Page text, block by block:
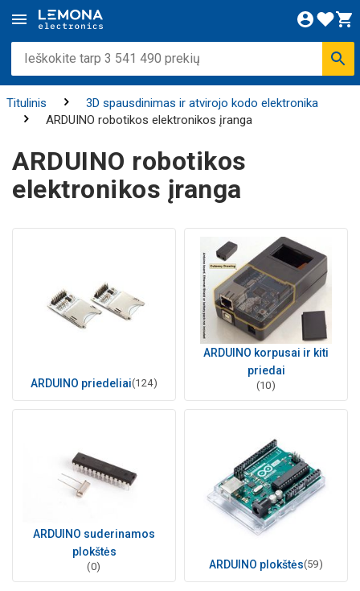
Titulinis
3D spausdinimas ir atvirojo kodo elektronika
ARDUINO robotikos elektronikos įranga
ARDUINO robotikos
elektronikos įranga
ARDUINO priedeliai(124)
ARDUINO korpusai ir kiti
priedai
(10)
ARDUINO suderinamos
plokštės
(0) ARDUINO plokštės(59)